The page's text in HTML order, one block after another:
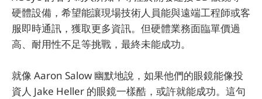
硬體設備，希望能讓現場技術人員能與遠端工程師或客
服即時通訊，獲取更多資訊。但硬體業務面臨單價過
高、耐用性不足等挑戰，最終未能成功。
就像 Aaron Salow 幽默地說，如果他們的眼鏡能像投
資人 Jake Heller 的眼鏡一樣酷，或許就能成功。這句